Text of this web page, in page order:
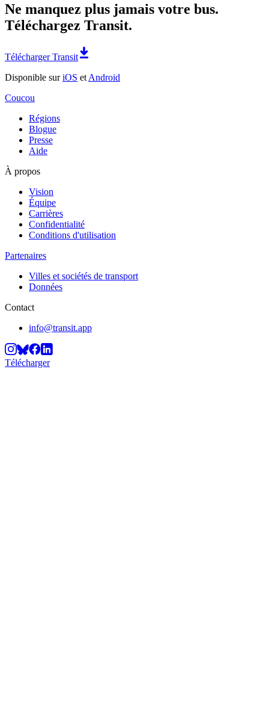
Ne manquez plus jamais votre bus.
Téléchargez Transit.
Télécharger Transit
Disponible suriOS et Android
Coucou
Régions
Blogue
Presse
Aide
À propos
Vision
Équipe
Carrières
Confidentialité
Conditions d'utilisation
Partenaires
Villes et sociétés de transport
Données
Contact
info@transit.app
Télécharger